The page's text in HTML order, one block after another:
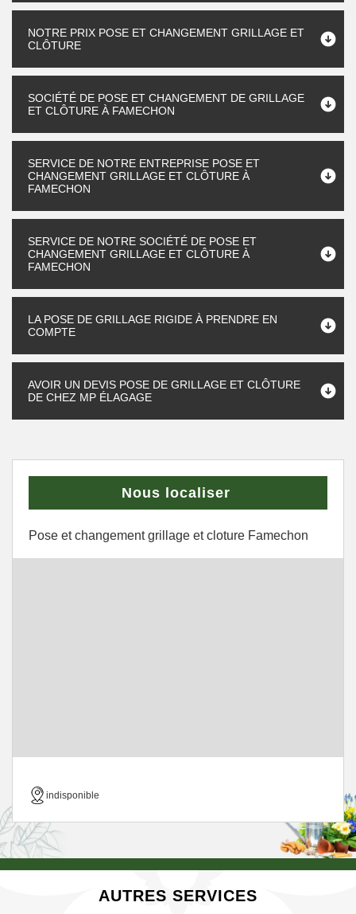
NOTRE PRIX POSE ET CHANGEMENT GRILLAGE ET
CLÔTURE
SOCIÉTÉ DE POSE ET CHANGEMENT DE GRILLAGE
ET CLÔTURE À FAMECHON
SERVICE DE NOTRE ENTREPRISE POSE ET
CHANGEMENT GRILLAGE ET CLÔTURE À
FAMECHON
SERVICE DE NOTRE SOCIÉTÉ DE POSE ET
CHANGEMENT GRILLAGE ET CLÔTURE À
FAMECHON
LA POSE DE GRILLAGE RIGIDE À PRENDRE EN
COMPTE
AVOIR UN DEVIS POSE DE GRILLAGE ET CLÔTURE
DE CHEZ MP ÉLAGAGE
Nous localiser
Pose et changement grillage et cloture Famechon
indisponible
AUTRES SERVICES